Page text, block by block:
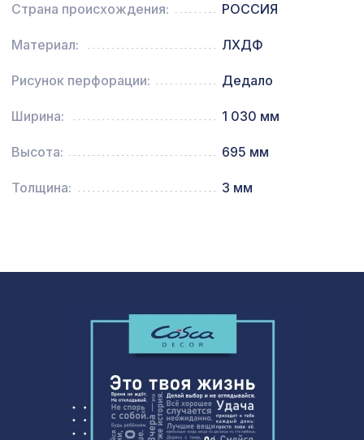
Страна происхождения: РОССИЯ
Материал: ЛХДФ
Рисунок перфорации: Дедало
Ширина: 1 030 мм
Высота: 695 мм
Толщина: 3 мм